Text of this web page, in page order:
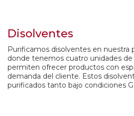
Disolventes
Purificamos disolventes en nuestra
donde tenemos cuatro unidades
permiten ofrecer productos con
demanda del cliente. Estos
purificados tanto bajo condiciones